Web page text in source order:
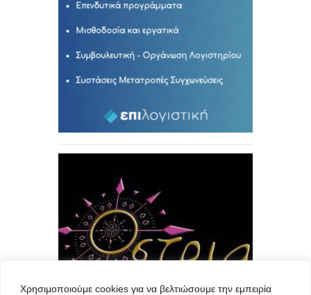
Χρησιμοποιούμε cookies για να βελτιώσουμε την εμπειρία